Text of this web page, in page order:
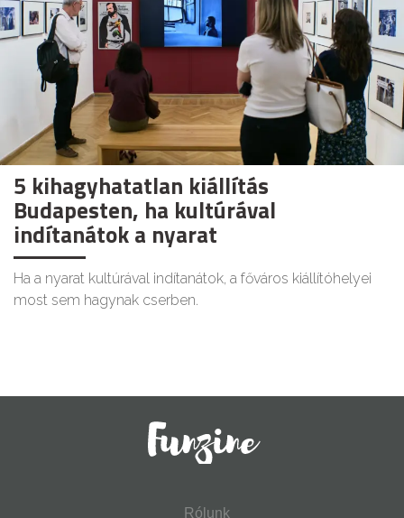
5 kihagyhatatlan kiállítás
Budapesten, ha kultúrával
indítanátok a nyarat
Ha a nyarat kultúrával indítanátok, a főváros kiállítóhelyei
most sem hagynak cserben.
Rólunk